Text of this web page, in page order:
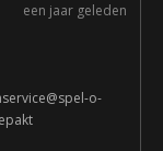
een jaar geleden
o-